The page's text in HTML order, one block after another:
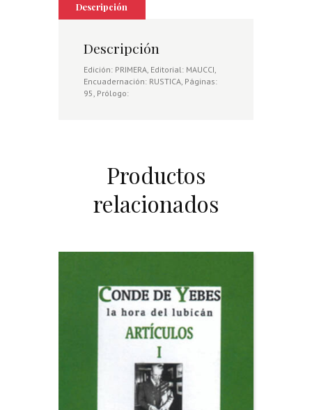
Descripción
Descripción
Edición: PRIMERA, Editorial: MAUCCI,
Encuadernación: RUSTICA, Páginas:
95, Prólogo:
Productos
relacionados